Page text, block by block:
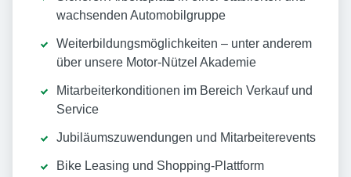
wachsenden Automobilgruppe
Weiterbildungsmöglichkeiten – unter anderem
über unsere Motor-Nützel Akademie
Mitarbeiterkonditionen im Bereich Verkauf und
Service
Jubiläumszuwendungen und Mitarbeiterevents
Bike Leasing und Shopping-Plattform